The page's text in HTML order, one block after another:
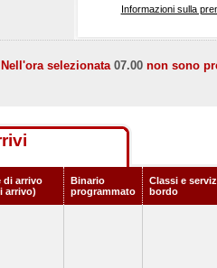
Informazioni sulla
Nell'ora selezionata 07.00 non sono
di arrivo
arrivo)
Binario
programmato
Classi e
bordo